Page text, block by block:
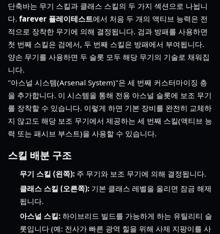
단축바는 무기 스킬과 클래스 스킬의 두 가지 섹션으로 나뉩니
다. farever 플레이테스트에서 처음 두 개의 액티브 능력은 전
적으로 장착한 무기에 의해 결정됩니다. 검과 방패를 사용하면
첫 번째 스킬은 검에서, 두 번째 스킬은 방패에서 부여됩니다.
양손 무기를 사용하면 두 슬롯 모두 해당 무기의 기술로 채워집
니다.
"아스널 시스템(Arsenal System)"은 세 번째 커스터마이징 층
을 추가합니다. 이 시스템을 통해 전용 아스널 슬롯에 보조 무기
를 장착할 수 있습니다. 이렇게 하면 기본 장비를 완전히 교체하
지 않고도 해당 보조 무기에서 제공하는 세 번째 스킬(액티브 능
력 또는 패시브 부스트)을 사용할 수 있습니다.
스킬 배분 구조
무기 스킬 (왼쪽): 주 무기와 보조 무기에 의해 결정됩니다.
클래스 스킬 (오른쪽): 기본 클래스 레벨을 올리면 잠금 해제
됩니다.
아스널 스킬: 하이브리드 빌드를 가능하게 하는 유틸리티 슬
롯입니다 (예: 전사가 빠른 광역 힐을 위해 사제 지팡이를 사